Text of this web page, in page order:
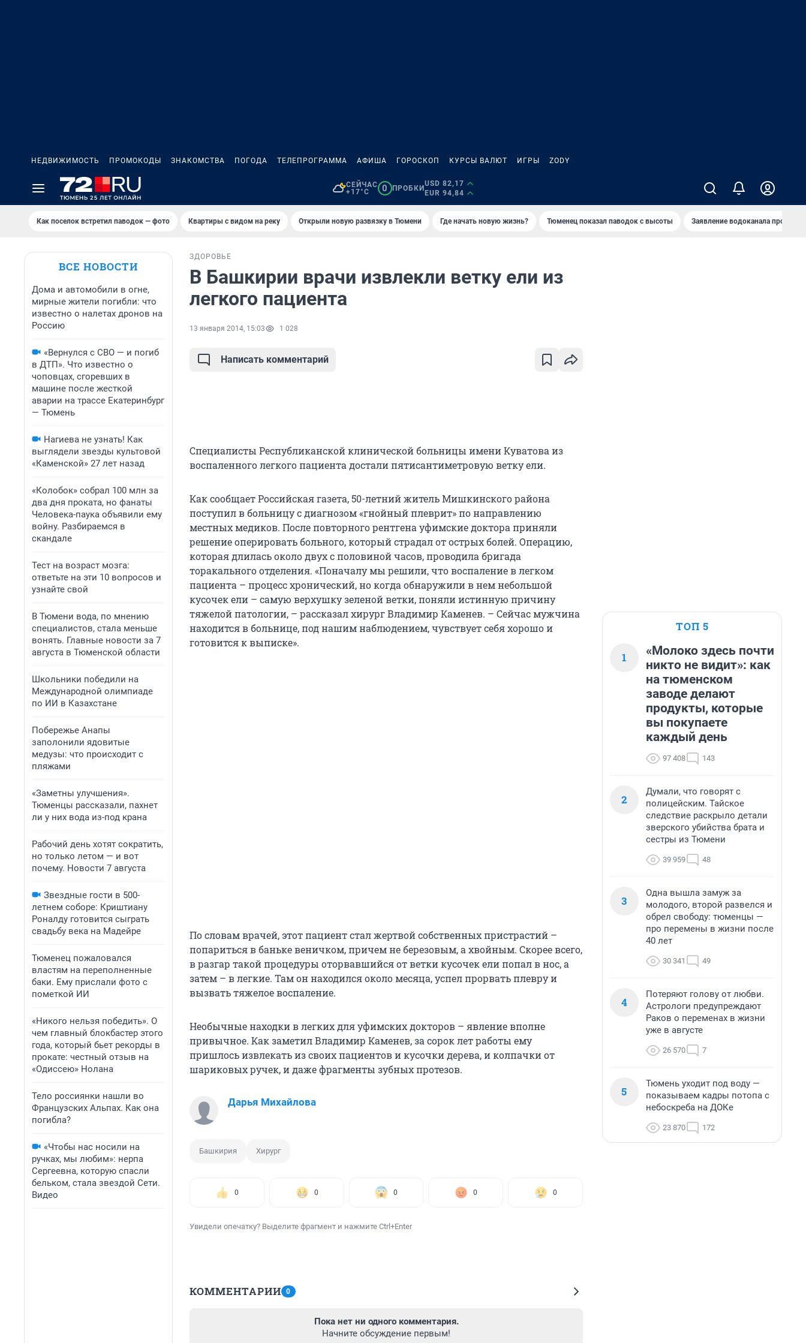
НЕДВИЖИМОСТЬ ПРОМОКОДЫ ЗНАКОМСТВА ПОГОДА ТЕЛЕПРОГРАММА АФИША ГОРОСКОП КУРСЫ ВАЛЮТ ИГРЫ ZODY
СЕЙЧАС
+17°C
0 ПРОБКИ
USD 82,17
EUR 94,84
Как поселок встретил паводок — фото Квартиры с видом на реку Открыли новую развязку в Тюмени Где начать новую жизнь? Тюменец показал паводок с высоты Заявление водоканала про
ВСЕ НОВОСТИ
Дома и автомобили в огне,
мирные жители погибли: что
известно о налетах дронов на
Россию
«Вернулся с СВО — и погиб
в ДТП». Что известно о
чоповцах, сгоревших в
машине после жесткой
аварии на трассе Екатеринбург
— Тюмень
Нагиева не узнать! Как
выглядели звезды культовой
«Каменской» 27 лет назад
«Колобок» собрал 100 млн за
два дня проката, но фанаты
Человека-паука объявили ему
войну. Разбираемся в
скандале
Тест на возраст мозга:
ответьте на эти 10 вопросов и
узнайте свой
В Тюмени вода, по мнению
специалистов, стала меньше
вонять. Главные новости за 7
августа в Тюменской области
Школьники победили на
Международной олимпиаде
по ИИ в Казахстане
Побережье Анапы
заполонили ядовитые
медузы: что происходит с
пляжами
«Заметны улучшения».
Тюменцы рассказали, пахнет
ли у них вода из-под крана
Рабочий день хотят сократить,
но только летом — и вот
почему. Новости 7 августа
Звездные гости в 500-
летнем соборе: Криштиану
Роналду готовится сыграть
свадьбу века на Мадейре
Тюменец пожаловался
властям на переполненные
баки. Ему прислали фото с
пометкой ИИ
«Никого нельзя победить». О
чем главный блокбастер этого
года, который бьет рекорды в
прокате: честный отзыв на
«Одиссею» Нолана
Тело россиянки нашли во
Французских Альпах. Как она
погибла?
«Чтобы нас носили на
ручках, мы любим»: нерпа
Сергеевна, которую спасли
бельком, стала звездой Сети.
Видео
ЗДОРОВЬЕ
В Башкирии врачи извлекли ветку ели из
легкого пациента
13 января 2014, 15:03 1 028
Написать комментарий
Специалисты Республиканской клинической больницы имени Куватова из
воспаленного легкого пациента достали пятисантиметровую ветку ели.
Как сообщает Российская газета, 50-летний житель Мишкинского района
поступил в больницу с диагнозом «гнойный плеврит» по направлению
местных медиков. После повторного рентгена уфимские доктора приняли
решение оперировать больного, который страдал от острых болей. Операцию,
которая длилась около двух с половиной часов, проводила бригада
торакального отделения. «Поначалу мы решили, что воспаление в легком
пациента – процесс хронический, но когда обнаружили в нем небольшой
кусочек ели – самую верхушку зеленой ветки, поняли истинную причину
тяжелой патологии, – рассказал хирург Владимир Каменев. – Сейчас мужчина
находится в больнице, под нашим наблюдением, чувствует себя хорошо и
готовится к выписке».
По словам врачей, этот пациент стал жертвой собственных пристрастий –
попариться в баньке веничком, причем не березовым, а хвойным. Скорее всего,
в разгар такой процедуры оторвавшийся от ветки кусочек ели попал в нос, а
затем – в легкие. Там он находился около месяца, успел прорвать плевру и
вызвать тяжелое воспаление.
Необычные находки в легких для уфимских докторов – явление вполне
привычное. Как заметил Владимир Каменев, за сорок лет работы ему
пришлось извлекать из своих пациентов и кусочки дерева, и колпачки от
шариковых ручек, и даже фрагменты зубных протезов.
Дарья Михайлова
Башкирия Хирург
0 0 0 0 0
Увидели опечатку? Выделите фрагмент и нажмите Ctrl+Enter
КОММЕНТАРИИ 0
Пока нет ни одного комментария.
Начните обсуждение первым!
ТОП 5
1
«Молоко здесь почти
никто не видит»: как
на тюменском
заводе делают
продукты, которые
вы покупаете
каждый день
97 408 143
2
Думали, что говорят с
полицейским. Тайское
следствие раскрыло детали
зверского убийства брата и
сестры из Тюмени
39 959 48
3
Одна вышла замуж за
молодого, второй развелся и
обрел свободу: тюменцы —
про перемены в жизни после
40 лет
30 341 49
4
Потеряют голову от любви.
Астрологи предупреждают
Раков о переменах в жизни
уже в августе
26 570 7
5
Тюмень уходит под воду —
показываем кадры потопа с
небоскреба на ДОКе
23 870 172